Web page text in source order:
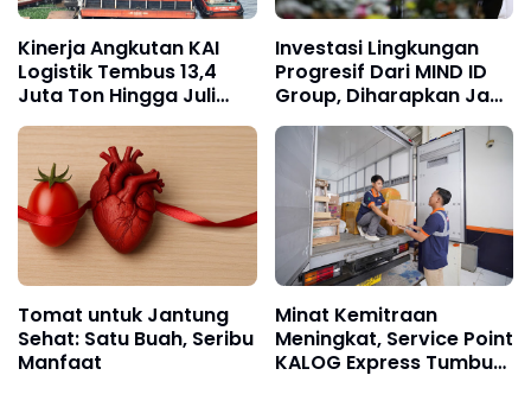
Kinerja Angkutan KAI
Logistik Tembus 13,4
Juta Ton Hingga Juli
2025
Investasi Lingkungan
Progresif Dari MIND ID
Group, Diharapkan Jadi
Barometer Sektor
Pertambangan
Tomat untuk Jantung
Sehat: Satu Buah, Seribu
Manfaat
Minat Kemitraan
Meningkat, Service Point
KALOG Express Tumbuh